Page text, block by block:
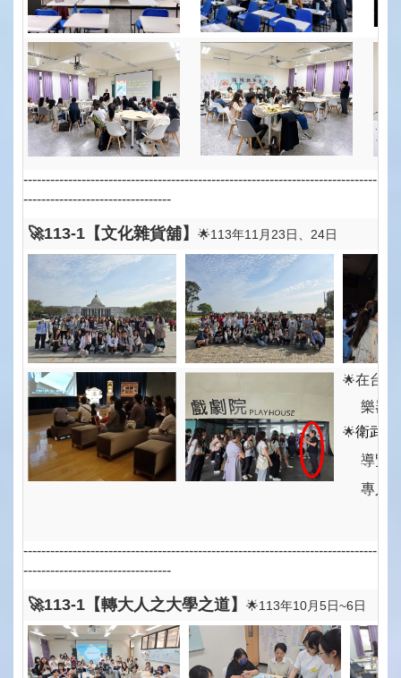
-------------------------------------------------------------------------------
---------------------------------
🚀113-1【文化雜貨舖】 🌟113年11月23日、24日
🌟在台
樂器室
🌟衛武
導覽過
專人導
-------------------------------------------------------------------------------
---------------------------------
🚀113-1【轉大人之大學之道】 🌟113年10月5日~6日